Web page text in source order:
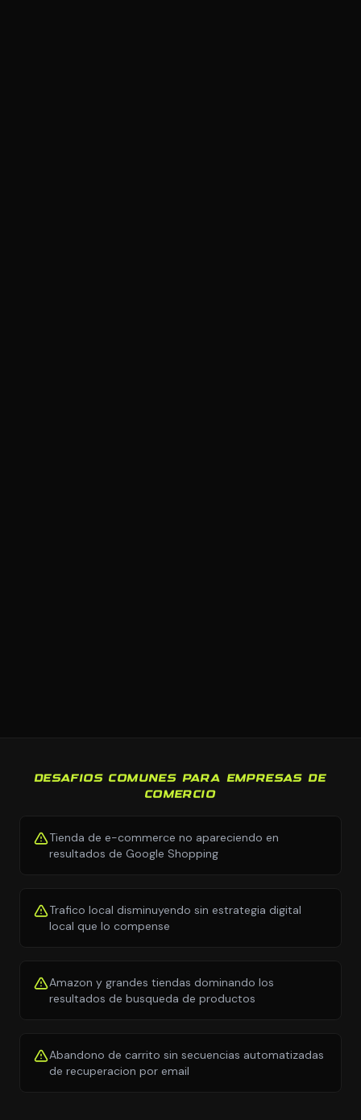
DESAFIOS COMUNES PARA EMPRESAS DE
COMERCIO
Tienda de e-commerce no apareciendo en
resultados de Google Shopping
Trafico local disminuyendo sin estrategia digital
local que lo compense
Amazon y grandes tiendas dominando los
resultados de busqueda de productos
Abandono de carrito sin secuencias automatizadas
de recuperacion por email